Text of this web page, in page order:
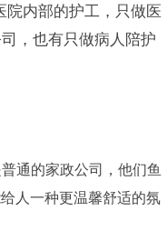
内部的护工，只做医
，也有只做病人陪护
通的家政公司，他们鱼
人一种更温馨舒适的氛